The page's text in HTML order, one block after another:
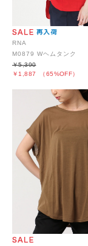
RNA
M0879 Wヘムタンク
￥1,887 （65%OFF）
￥5,390